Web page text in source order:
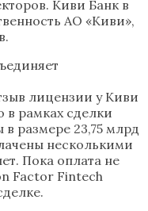
Киви Банк в
АО «Киви»,
лицензии у Киви
в рамках сделки
в размере 23,75 млрд
несколькими
Пока оплата не
Factor Fintech